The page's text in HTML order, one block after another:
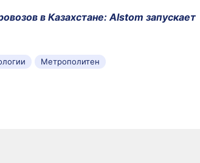
в Казахстане: Alstom запускает
Метрополитен